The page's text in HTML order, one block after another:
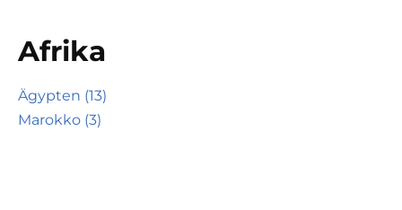
Afrika
Ägypten (13)
Marokko (3)